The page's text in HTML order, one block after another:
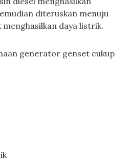
diteruskan menuju
daya listrik.
generator genset cukup